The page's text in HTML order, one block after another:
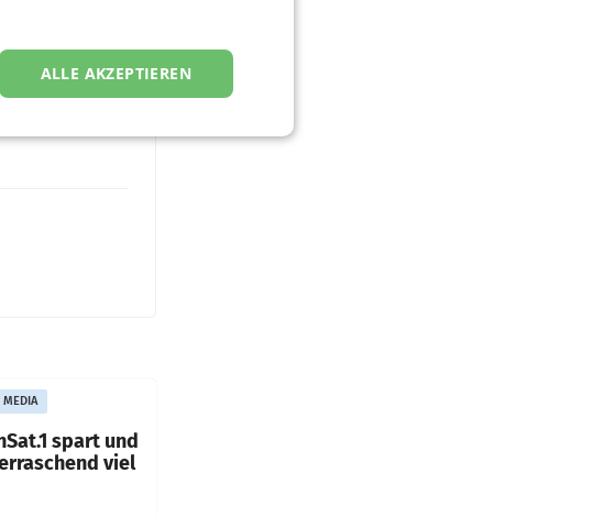
MEDIA
spart und
viel
ALLE AKZEPTIEREN